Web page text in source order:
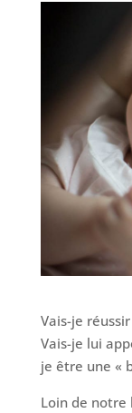
Vais-je
Vais-je lui
je être une «
Loin de notre